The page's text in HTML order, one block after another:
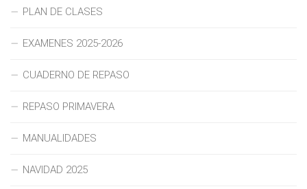
PLAN DE CLASES
EXAMENES 2025-2026
CUADERNO DE REPASO
REPASO PRIMAVERA
MANUALIDADES
NAVIDAD 2025